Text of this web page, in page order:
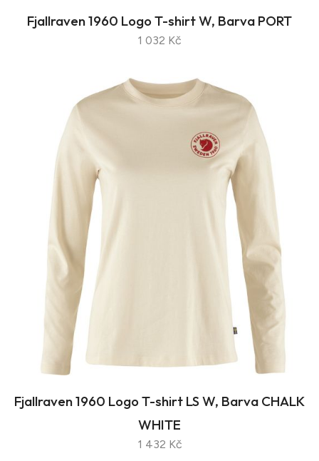
Fjallraven 1960 Logo T-shirt W, Barva PORT
1 032 Kč
Fjallraven 1960 Logo T-shirt LS W, Barva CHALK
WHITE
1 432 Kč